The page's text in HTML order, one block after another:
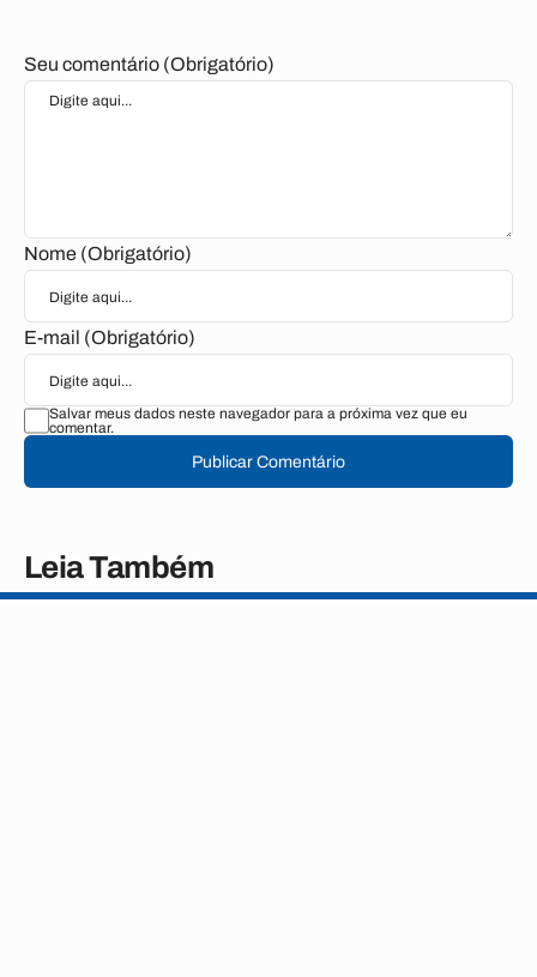
Seu comentário (Obrigatório)
Nome (Obrigatório)
E-mail (Obrigatório)
Salvar meus dados neste navegador para a próxima vez que eu
comentar.
Publicar Comentário
Leia Também